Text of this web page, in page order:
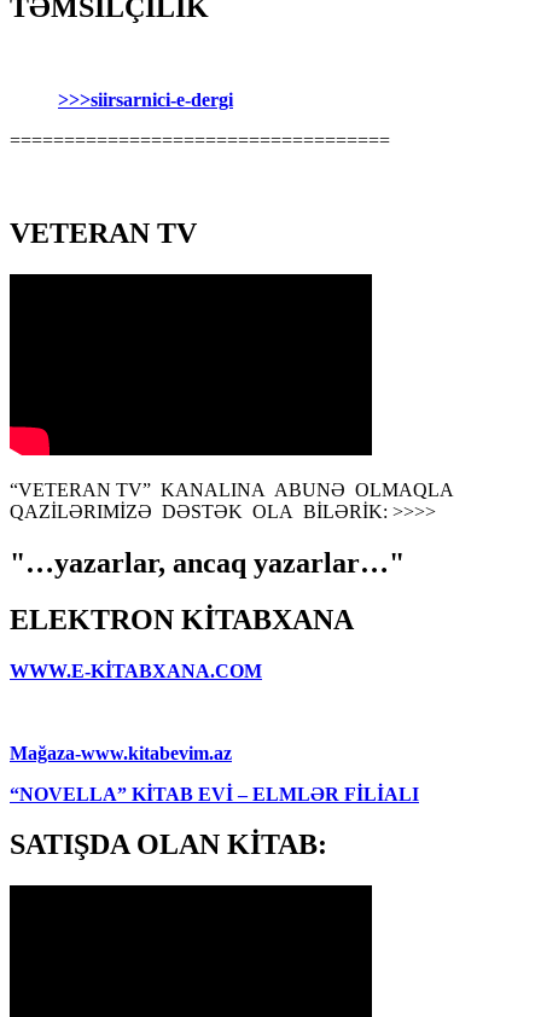
TƏMSİLÇİLİK
>>>siirsarnici-e-dergi
===================================
VETERAN TV
“VETERAN TV” KANALINA ABUNƏ OLMAQLA
QAZİLƏRIMİZƏ DƏSTƏK OLA BİLƏRİK: >>>>
"…yazarlar, ancaq yazarlar…"
ELEKTRON KİTABXANA
WWW.E-KİTABXANA.COM
Mağaza-www.kitabevim.az
“NOVELLA” KİTAB EVİ – ELMLƏR FİLİALI
SATIŞDA OLAN KİTAB: